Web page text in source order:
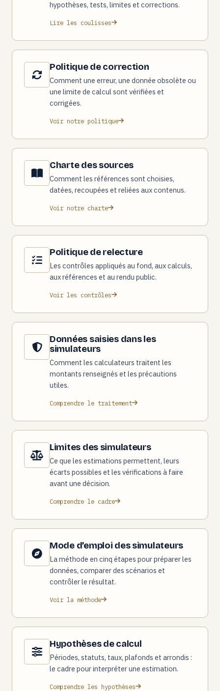
hypothèses, tests, limites et corrections.
Lire les coulisses
Politique de correction
Comment une erreur, une donnée obsolète ou
une limite de calcul sont vérifiées et
corrigées.
Voir notre politique
Charte des sources
Comment les références sont choisies,
datées, recoupées et reliées aux contenus.
Voir notre charte
Politique de relecture
Les contrôles appliqués au fond, aux calculs,
aux références et au rendu public.
Voir les contrôles
Données saisies dans les
simulateurs
Comment les calculateurs traitent les
montants renseignés et les précautions
utiles.
Comprendre le traitement
Limites des simulateurs
Ce que les estimations permettent, leurs
écarts possibles et les vérifications à faire
avant une décision.
Comprendre le cadre
Mode d’emploi des simulateurs
La méthode en cinq étapes pour préparer les
données, comparer des scénarios et
contrôler le résultat.
Voir la méthode
Hypothèses de calcul
Périodes, statuts, taux, plafonds et arrondis :
le cadre pour interpréter une estimation.
Comprendre les hypothèses